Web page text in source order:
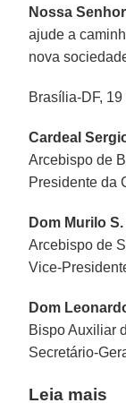
Nossa
ajude a
nova
Brasília-DF,
Cardeal
Arcebispo de
Presidente da
Dom Murilo
Arcebispo de
Vice-
Dom
Bispo Auxiliar
Secretário-
Leia mais